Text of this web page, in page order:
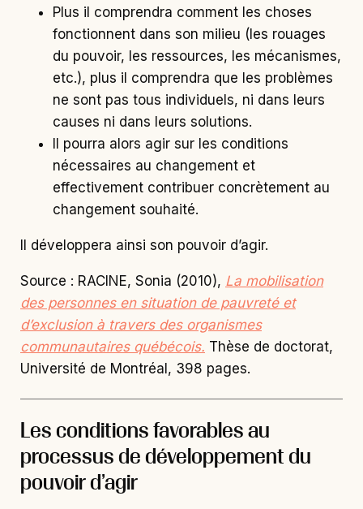
Plus il comprendra comment les choses
fonctionnent dans son milieu (les rouages
du pouvoir, les ressources, les mécanismes,
etc.), plus il comprendra que les problèmes
ne sont pas tous individuels, ni dans leurs
causes ni dans leurs solutions.
Il pourra alors agir sur les conditions
nécessaires au changement et
effectivement contribuer concrètement au
changement souhaité.
Il développera ainsi son pouvoir d’agir.
Source : RACINE, Sonia (2010), La mobilisation
des personnes en situation de pauvreté et
d’exclusion à travers des organismes
communautaires québécois. Thèse de doctorat,
Université de Montréal, 398 pages.
Les conditions favorables au
processus de développement du
pouvoir d’agir